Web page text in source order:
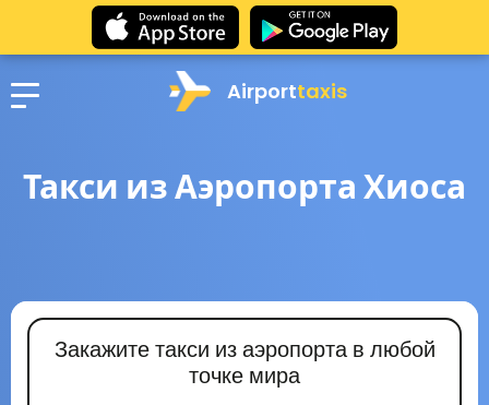
Airporttaxis
Такси из Аэропорта Хиоса
Закажите такси из аэропорта в любой
точке мира